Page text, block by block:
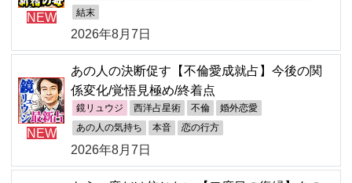
NEW 結末
2026年8月7日
NEW
あの人の決断促す【不倫愛成就占】今後の関
係変化/覚悟見極め/終着点
鏡リュウジ 西洋占星術 不倫 婚外恋愛
あの人の気持ち 本音 恋の行方
2026年8月7日